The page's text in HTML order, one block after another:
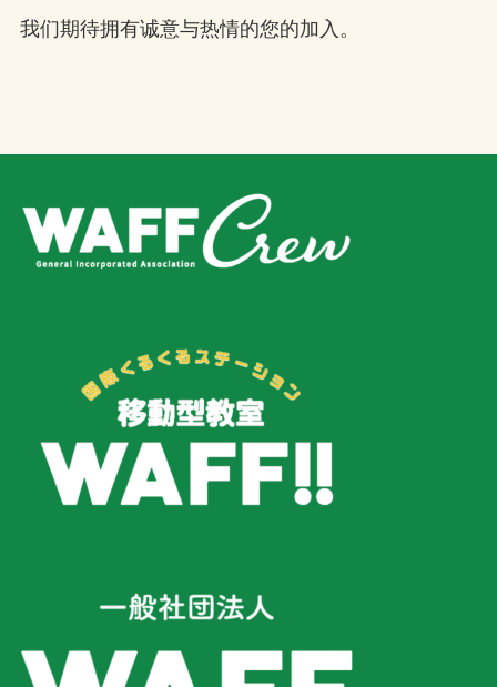
我们期待拥有诚意与热情的您的加入。